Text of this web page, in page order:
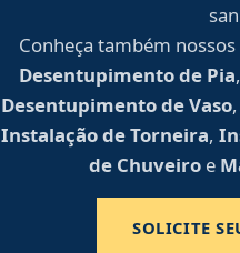
Conheça também
Desentupimento de Pia,
Desentupimento de Vaso,
Instalação de Torneira,
de Chuveiro e
SOLICITE